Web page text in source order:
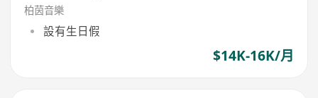
柏茵音樂
設有生日假
$14K-16K/月